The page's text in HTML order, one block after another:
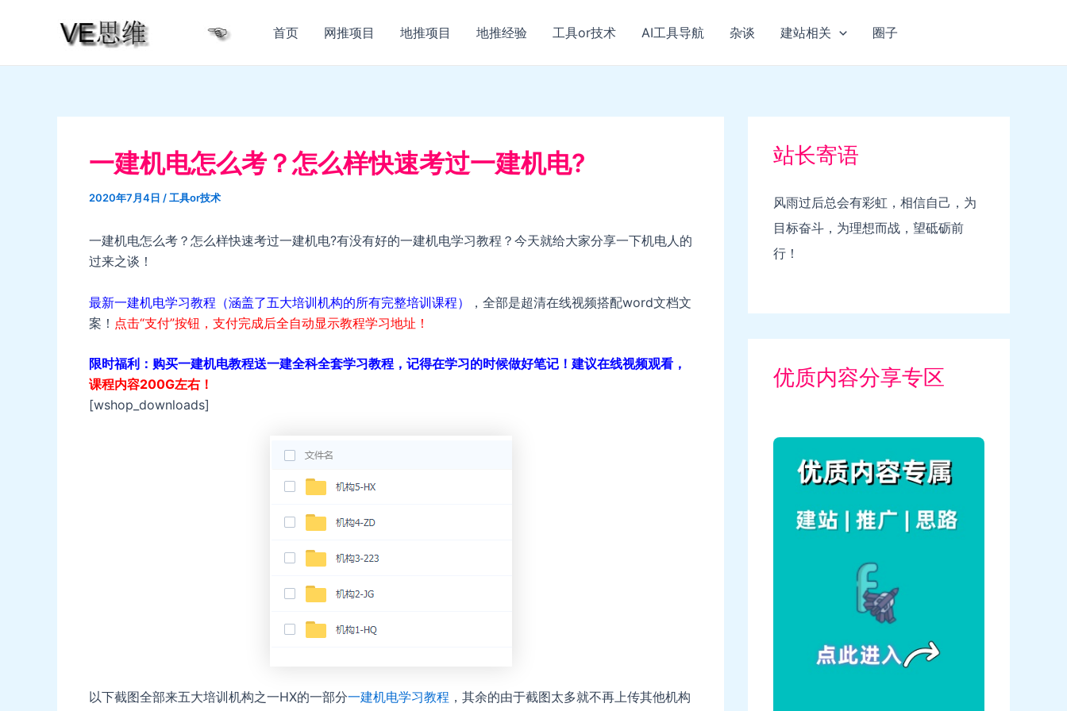
首页 网推项目 地推项目 地推经验 工具or技术 AI工具导航 杂谈 建站相关 圈子
一建机电怎么考？怎么样快速考过一建机电?
2020年7月4日 /工具or技术
一建机电怎么考？怎么样快速考过一建机电?有没有好的一建机电学习教程？今天就给大家分享一下机电人的
过来之谈！
最新一建机电学习教程（涵盖了五大培训机构的所有完整培训课程）
，全部是超清在线视频搭配word文档文
案！ 点击“支付”按钮，支付完成后全自动显示教程学习地址！
限时福利：购买一建机电教程送一建全科全套学习教程，记得在学习的时候做好笔记！建议在线视频观看，
课程内容200G左右！
[wshop_downloads]
以下截图全部来五大培训机构之一HX的一部分一建机电学习教程 ，其余的由于截图太多就不再上传其他机构
站长寄语
风雨过后总会有彩虹，相信自己，为
目标奋斗，为理想而战，望砥砺前
行！
优质内容分享专区